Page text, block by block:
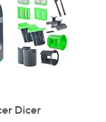
Dicer